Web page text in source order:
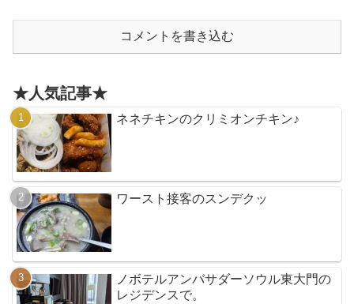
コメントを書き込む
★人気記事★
ネネチキンのクリミオンチキン♪
ワースト接客のスンデクッ
ノボテルアンバサダーソウル東大門の
レジデンスで。